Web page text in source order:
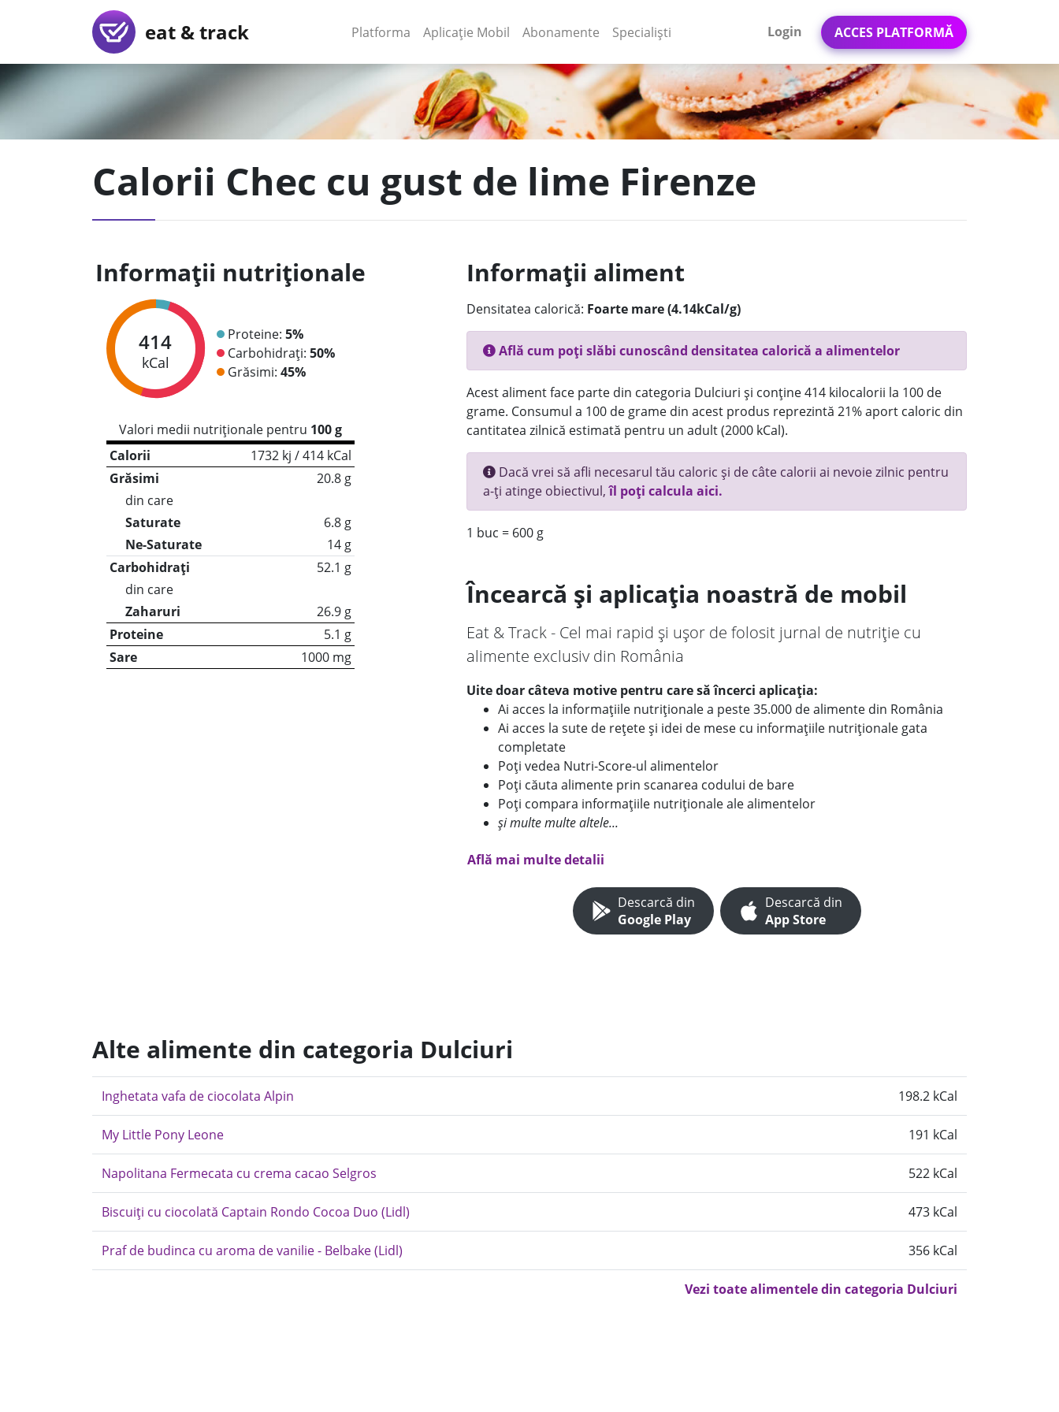
eat & track Platforma (current)
Aplicație Mobil (current)
Abonamente Specialiști Login ACCES PLATFORMĂ
Calorii Chec cu gust de lime Firenze
Informații nutriționale
414
kCal
Proteine: 5%
Carbohidrați: 50%
Grăsimi: 45%
Valori medii nutriționale pentru 100 g
Calorii
1732 kj / 414 kCal
Grăsimi
20.8 g
din care
Saturate
6.8 g
Ne-Saturate
14 g
Carbohidrați
52.1 g
din care
Zaharuri
26.9 g
Proteine
5.1 g
Sare
1000 mg
Informații aliment
Densitatea calorică: Foarte mare (4.14kCal/g)
Află cum poți slăbi cunoscând densitatea calorică a alimentelor
Acest aliment face parte din categoria Dulciuri și conține 414 kilocalorii la 100 de
grame. Consumul a 100 de grame din acest produs reprezintă 21% aport caloric din
cantitatea zilnică estimată pentru un adult (2000 kCal).
Dacă vrei să afli necesarul tău caloric și de câte calorii ai nevoie zilnic pentru
a-ți atinge obiectivul,îl poți calcula aici.
1 buc = 600 g
Încearcă și aplicația noastră de mobil
Eat & Track - Cel mai rapid și ușor de folosit jurnal de nutriție cu
alimente exclusiv din România
Uite doar câteva motive pentru care să încerci aplicația:
Ai acces la informațiile nutriționale a peste 35.000 de alimente din România
Ai acces la sute de rețete și idei de mese cu informațiile nutriționale gata
completate
Poți vedea Nutri-Score-ul alimentelor
Poți căuta alimente prin scanarea codului de bare
Poți compara informațiile nutriționale ale alimentelor
și multe multe altele...
Află mai multe detalii
Descarcă din
Google Play
Descarcă din
App Store
Alte alimente din categoria Dulciuri
Inghetata vafa de ciocolata Alpin 198.2 kCal
My Little Pony Leone 191 kCal
Napolitana Fermecata cu crema cacao Selgros 522 kCal
Biscuiți cu ciocolată Captain Rondo Cocoa Duo (Lidl) 473 kCal
Praf de budinca cu aroma de vanilie - Belbake (Lidl) 356 kCal
Vezi toate alimentele din categoria Dulciuri